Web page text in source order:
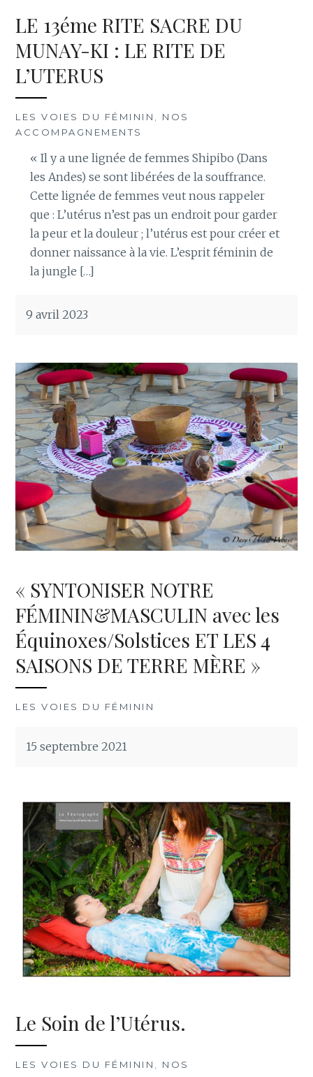
LE 13éme RITE SACRE DU
MUNAY-KI : LE RITE DE
L’UTERUS
LES VOIES DU FÉMININ
NOS
ACCOMPAGNEMENTS
« Il y a une lignée de femmes Shipibo (Dans
les Andes) se sont libérées de la souffrance.
Cette lignée de femmes veut nous rappeler
que : ​L’utérus n’est pas un endroit pour garder
la peur et la douleur ; l’utérus est pour créer et
donner naissance à la vie. L’esprit féminin de
la jungle […]
9 avril 2023
« SYNTONISER NOTRE
FÉMININ&MASCULIN avec les
Équinoxes/Solstices ET LES 4
SAISONS DE TERRE MÈRE »
LES VOIES DU FÉMININ
15 septembre 2021
Le Soin de l’Utérus.
LES VOIES DU FÉMININ , NOS